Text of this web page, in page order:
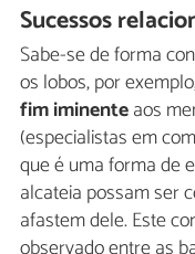
Sucessos
Sabe-se de forma
os lobos, por
fim iminenteaos
(especialistas em
que é uma forma de
alcateia possam ser
afastem dele. Este